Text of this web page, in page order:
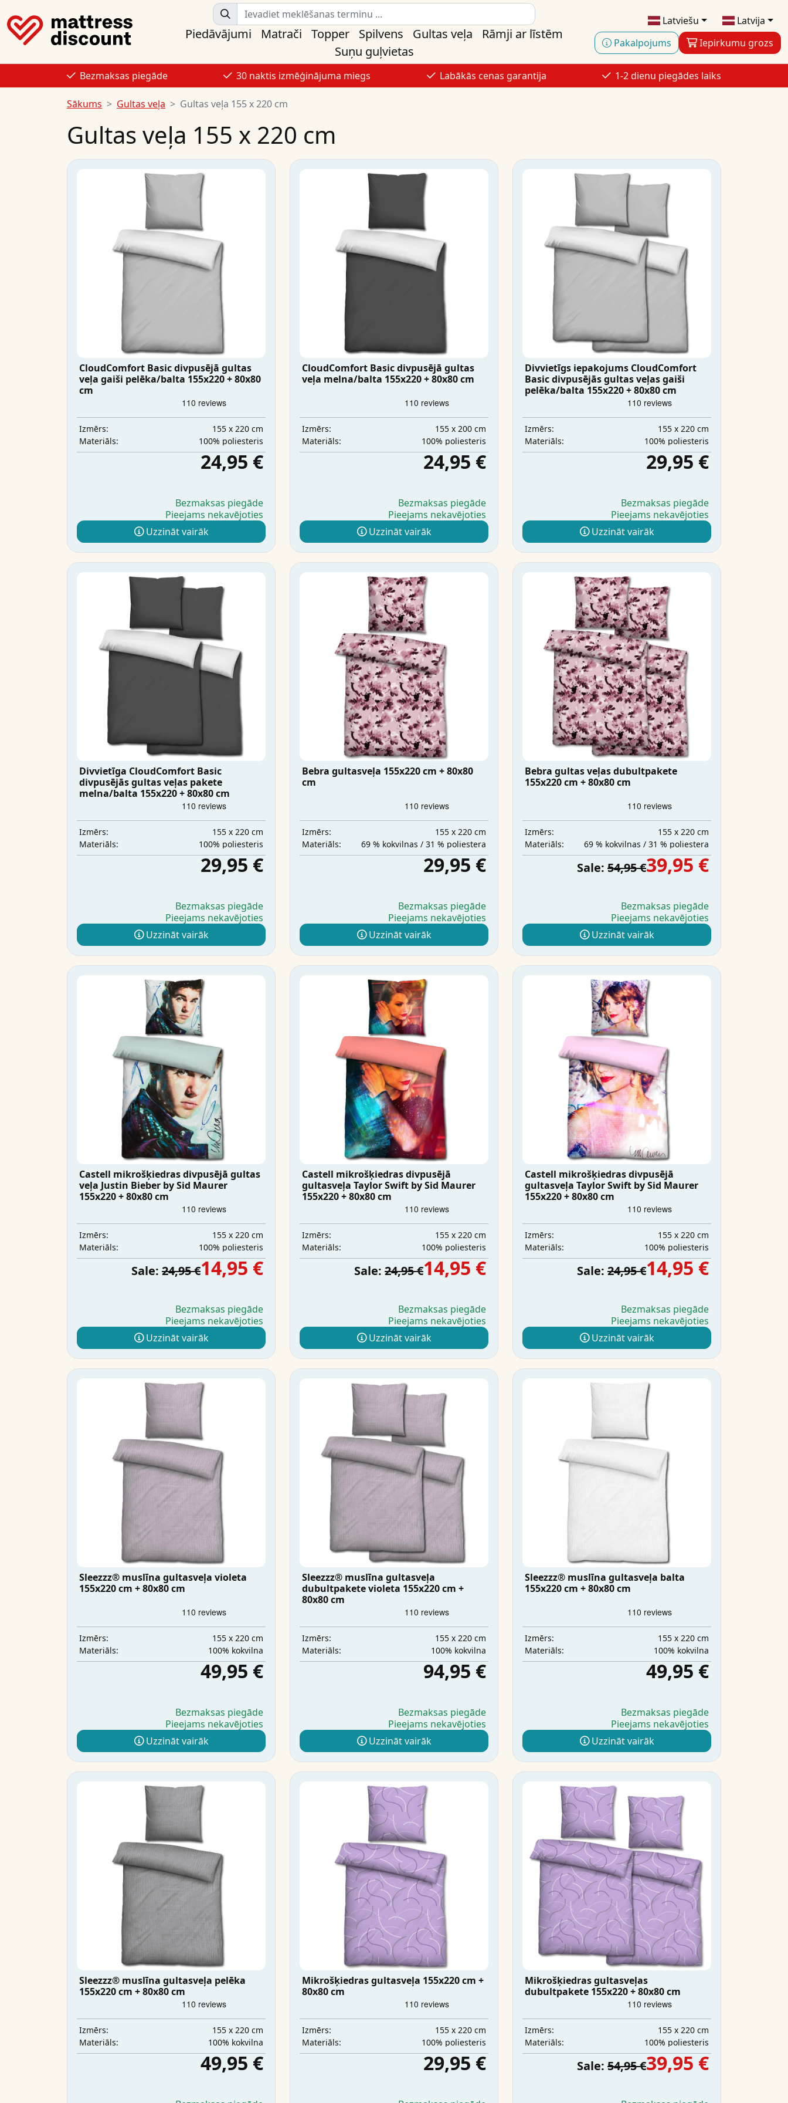
Latviešu
Latvija
Pakalpojums
Iepirkumu grozs
Piedāvājumi Matrači Topper Spilvens Gultas veļa
Rāmji ar līstēm
Suņu guļvietas
Bezmaksas piegāde 30 naktis izmēģinājuma miegs Labākās cenas garantija 1-2 dienu piegādes laiks
Sākums Gultas veļa Gultas veļa 155 x 220 cm
Gultas veļa 155 x 220 cm
CloudComfort Basic divpusējā gultas
veļa gaiši pelēka/balta 155x220 + 80x80
cm
Izmērs:
155 x 220 cm
Materiāls:
100% poliesteris
24,95 €
Bezmaksas piegāde
Pieejams nekavējoties
Uzzināt vairāk
CloudComfort Basic divpusējā gultas
veļa melna/balta 155x220 + 80x80 cm
Izmērs:
155 x 200 cm
Materiāls:
100% poliesteris
24,95 €
Bezmaksas piegāde
Pieejams nekavējoties
Uzzināt vairāk
Divvietīgs iepakojums CloudComfort
Basic divpusējās gultas veļas gaiši
pelēka/balta 155x220 + 80x80 cm
Izmērs:
155 x 220 cm
Materiāls:
100% poliesteris
29,95 €
Bezmaksas piegāde
Pieejams nekavējoties
Uzzināt vairāk
Divvietīga CloudComfort Basic
divpusējās gultas veļas pakete
melna/balta 155x220 + 80x80 cm
Izmērs:
155 x 220 cm
Materiāls:
100% poliesteris
29,95 €
Bezmaksas piegāde
Pieejams nekavējoties
Uzzināt vairāk
Bebra gultasveļa 155x220 cm + 80x80
cm
Izmērs:
155 x 220 cm
Materiāls:
69 % kokvilnas / 31 % poliestera
29,95 €
Bezmaksas piegāde
Pieejams nekavējoties
Uzzināt vairāk
Bebra gultas veļas dubultpakete
155x220 cm + 80x80 cm
Izmērs:
155 x 220 cm
Materiāls:
69 % kokvilnas / 31 % poliestera
Sale: 54,95 €39,95 €
Bezmaksas piegāde
Pieejams nekavējoties
Uzzināt vairāk
Castell mikrošķiedras divpusējā gultas
veļa Justin Bieber by Sid Maurer
155x220 + 80x80 cm
Izmērs:
155 x 220 cm
Materiāls:
100% poliesteris
Sale: 24,95 €14,95 €
Bezmaksas piegāde
Pieejams nekavējoties
Uzzināt vairāk
Castell mikrošķiedras divpusējā
gultasveļa Taylor Swift by Sid Maurer
155x220 + 80x80 cm
Izmērs:
155 x 220 cm
Materiāls:
100% poliesteris
Sale: 24,95 €14,95 €
Bezmaksas piegāde
Pieejams nekavējoties
Uzzināt vairāk
Castell mikrošķiedras divpusējā
gultasveļa Taylor Swift by Sid Maurer
155x220 + 80x80 cm
Izmērs:
155 x 220 cm
Materiāls:
100% poliesteris
Sale: 24,95 €14,95 €
Bezmaksas piegāde
Pieejams nekavējoties
Uzzināt vairāk
Sleezzz® muslīna gultasveļa violeta
155x220 cm + 80x80 cm
Izmērs:
155 x 220 cm
Materiāls:
100% kokvilna
49,95 €
Bezmaksas piegāde
Pieejams nekavējoties
Uzzināt vairāk
Sleezzz® muslīna gultasveļa
dubultpakete violeta 155x220 cm +
80x80 cm
Izmērs:
155 x 220 cm
Materiāls:
100% kokvilna
94,95 €
Bezmaksas piegāde
Pieejams nekavējoties
Uzzināt vairāk
Sleezzz® muslīna gultasveļa balta
155x220 cm + 80x80 cm
Izmērs:
155 x 220 cm
Materiāls:
100% kokvilna
49,95 €
Bezmaksas piegāde
Pieejams nekavējoties
Uzzināt vairāk
Sleezzz® muslīna gultasveļa pelēka
155x220 cm + 80x80 cm
Izmērs:
155 x 220 cm
Materiāls:
100% kokvilna
49,95 €
Mikrošķiedras gultasveļa 155x220 cm +
80x80 cm
Izmērs:
155 x 220 cm
Materiāls:
100% poliesteris
29,95 €
Mikrošķiedras gultasveļas
dubultpakete 155x220 + 80x80 cm
Izmērs:
155 x 220 cm
Materiāls:
100% poliesteris
Sale: 54,95 €39,95 €